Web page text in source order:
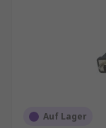
Auf Lager